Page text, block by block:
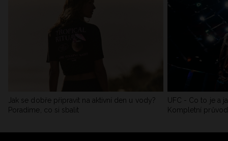
Jak se dobře připravit na aktivní den u vody?
Poradíme, co si sbalit
UFC - Co to je a
Kompletní